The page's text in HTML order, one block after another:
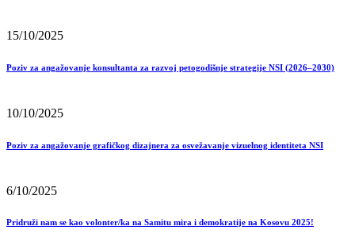
15/10/2025
Poziv za angažovanje konsultanta za razvoj petogodišnje strategije NSI (2026–2030)
10/10/2025
Poziv za angažovanje grafičkog dizajnera za osvežavanje vizuelnog identiteta NSI
6/10/2025
Pridruži nam se kao volonter/ka na Samitu mira i demokratije na Kosovu 2025!